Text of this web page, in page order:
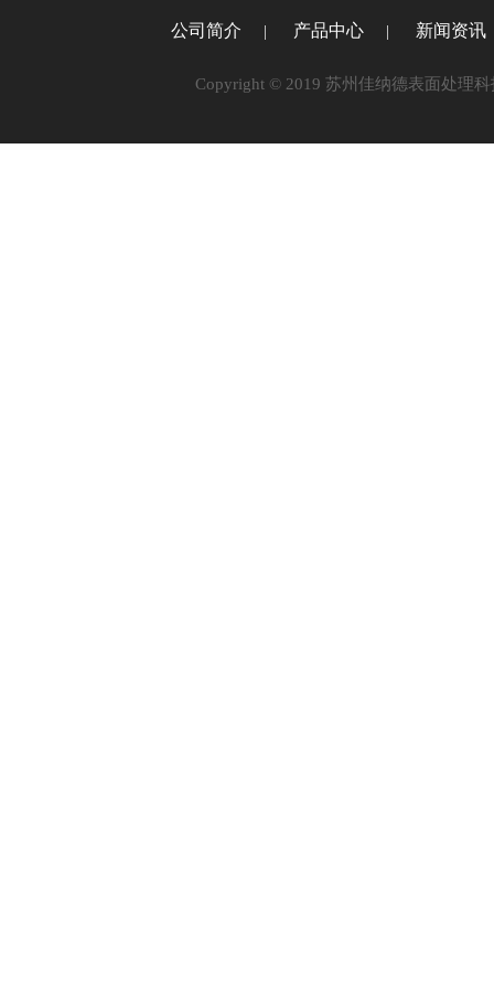
公司简介 产品中心 新闻资讯
Copyright © 2019 苏州佳纳德表面处理